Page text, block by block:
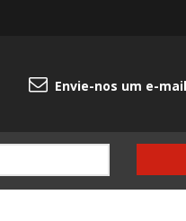
Envie-nos um e-mail